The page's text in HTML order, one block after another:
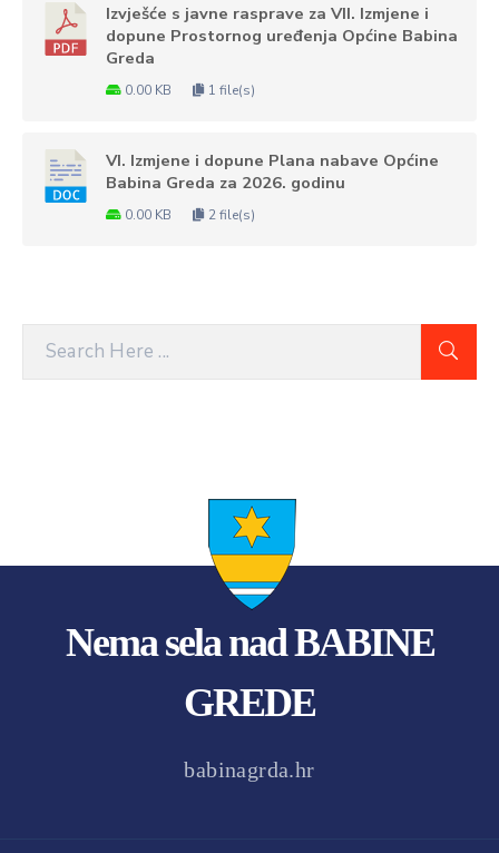
Izvješće s javne rasprave za VII. Izmjene i
dopune Prostornog uređenja Općine Babina
Greda
0.00 KB 1 file(s)
VI. Izmjene i dopune Plana nabave Općine
Babina Greda za 2026. godinu
0.00 KB 2 file(s)
Nema sela nad BABINE
GREDE
babinagrda.hr